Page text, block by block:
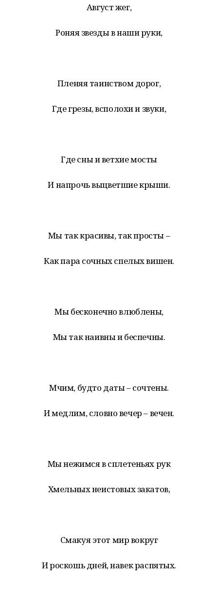
Август жег,
Роняя звезды в наши руки,
Пленяя таинством дорог,
Где грезы, всполохи и звуки,
Где сны и ветхие мосты
И напрочь выцветшие крыши.
Мы так красивы, так просты –
Как пара сочных спелых вишен.
Мы бесконечно влюблены,
Мы так наивны и беспечны.
Мчим, будто даты – сочтены.
И медлим, словно вечер – вечен.
Мы нежимся в сплетеньях рук
Хмельных неистовых закатов,
Смакуя этот мир вокруг
И роскошь дней, навек распятых.